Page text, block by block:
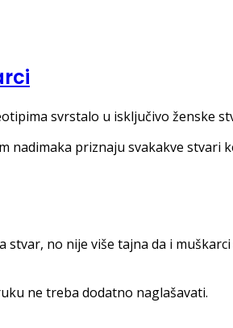
svrstalo u isključivo ženske
priznaju svakakve stvari
no nije više tajna da i
ne treba dodatno naglašavati.